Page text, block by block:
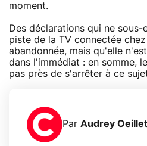
moment.
Des déclarations qui ne sous-
piste de la TV connectée
abandonnée, mais qu'elle
dans l'immédiat : en somme,
pas près de s'arrêter à ce
Par Audrey Oeillet